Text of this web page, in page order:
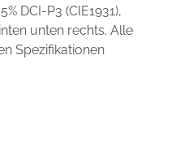
DCI-P3 (CIE1931),
unten rechts. Alle
Spezifikationen